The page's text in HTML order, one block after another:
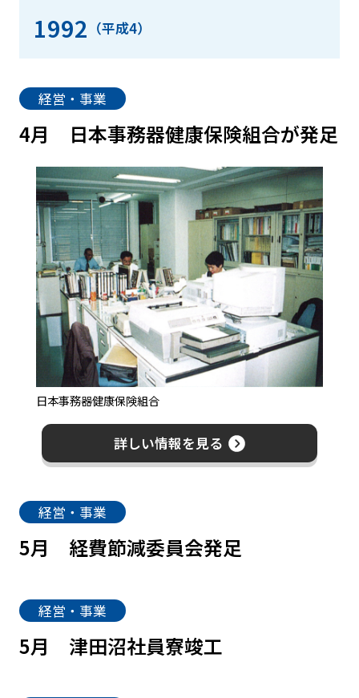
1992 （平成4）
経営・事業
4月 日本事務器健康保険組合が発足
日本事務器健康保険組合
詳しい情報を見る
経営・事業
5月 経費節減委員会発足
経営・事業
5月 津田沼社員寮竣工